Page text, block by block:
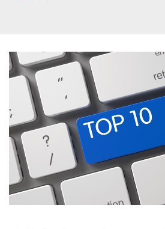
o
d
e
c